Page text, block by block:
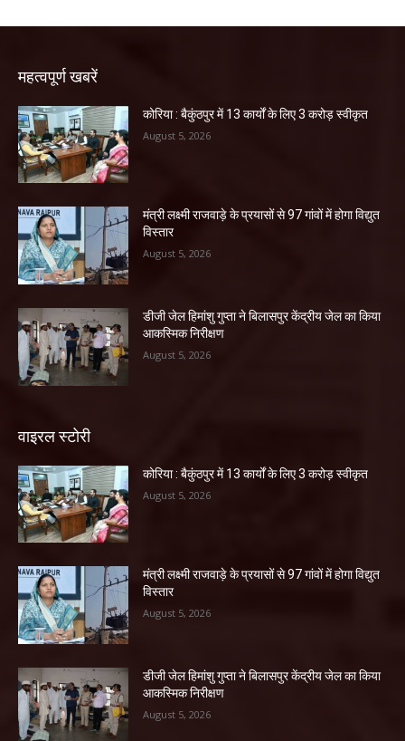
महत्वपूर्ण खबरें
कोरिया : बैकुंठपुर में 13 कार्यों के लिए 3 करोड़ स्वीकृत
August 5, 2026
मंत्री लक्ष्मी राजवाड़े के प्रयासों से 97 गांवों में होगा विद्युत
विस्तार
August 5, 2026
डीजी जेल हिमांशु गुप्ता ने बिलासपुर केंद्रीय जेल का किया
आकस्मिक निरीक्षण
August 5, 2026
वाइरल स्टोरी
कोरिया : बैकुंठपुर में 13 कार्यों के लिए 3 करोड़ स्वीकृत
August 5, 2026
मंत्री लक्ष्मी राजवाड़े के प्रयासों से 97 गांवों में होगा विद्युत
विस्तार
August 5, 2026
डीजी जेल हिमांशु गुप्ता ने बिलासपुर केंद्रीय जेल का किया
आकस्मिक निरीक्षण
August 5, 2026